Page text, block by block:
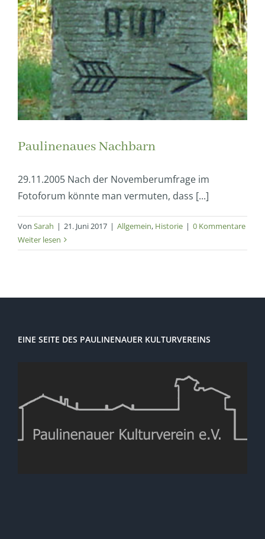
Paulinenaues Nachbarn
29.11.2005 Nach der Novemberumfrage im
Fotoforum könnte man vermuten, dass [...]
Von Sarah | 21. Juni 2017 | Allgemein, Historie | 0 Kommentare
Weiter lesen
EINE SEITE DES PAULINENAUER KULTURVEREINS